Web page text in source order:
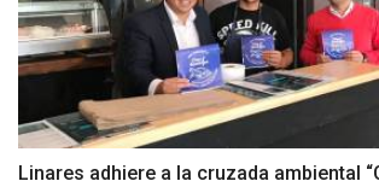
Linares adhiere a la cruzada ambiental